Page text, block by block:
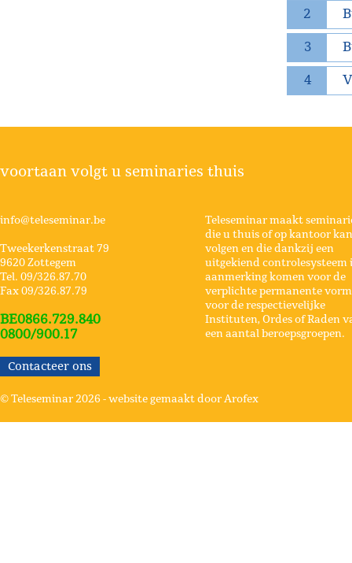
2
3
4
voortaan volgt u seminaries thuis
info@teleseminar.be
Tweekerkenstraat 79
9620 Zottegem
Tel. 09/326.87.70
Fax 09/326.87.79
BE0866.729.840
0800/900.17
Contacteer ons
Teleseminar maakt
die u thuis of op kantoor kan
volgen en die dankzij een
uitgekiend controlesysteem
aanmerking komen voor de
verplichte permanente
voor de respectievelijke
Instituten, Ordes of Raden
een aantal beroepsgroepen.
© Teleseminar 2026 -website gemaakt door Arofex